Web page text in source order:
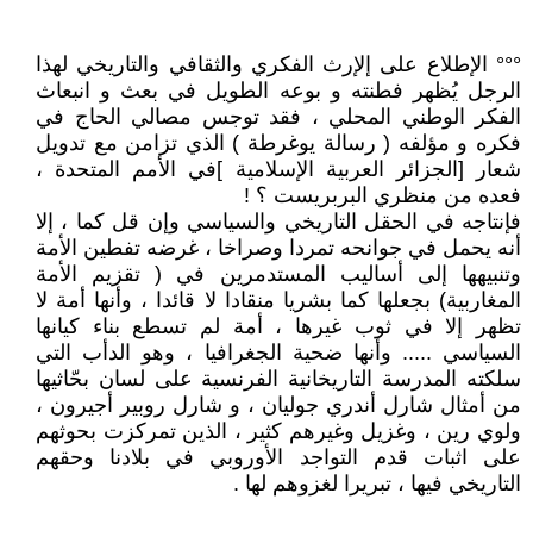
°°° الإطلاع على إلإرث الفكري والثقافي والتاريخي لهذا
الرجل يُظهر فطنته و بوعه الطويل في بعث و انبعاث
الفكر الوطني المحلي ، فقد توجس مصالي الحاج في
فكره و مؤلفه ( رسالة يوغرطة ) الذي تزامن مع تدويل
شعار [الجزائر العربية الإسلامية ]في الأمم المتحدة ،
فعده من منظري البربريست ؟ !
فإنتاجه في الحقل التاريخي والسياسي وإن قل كما ، إلا
أنه يحمل في جوانحه تمردا وصراخا ، غرضه تفطين الأمة
وتنبيهها إلى أساليب المستدمرين في ( تقزيم الأمة
المغاربية) بجعلها كما بشريا منقادا لا قائدا ، وأنها أمة لا
تظهر إلا في ثوب غيرها ، أمة لم تسطع بناء كيانها
السياسي ..... وأنها ضحية الجغرافيا ، وهو الدأب التي
سلكته المدرسة التاريخانية الفرنسية على لسان بحّاثيها
من أمثال شارل أندري جوليان ، و شارل روبير أجيرون ،
ولوي رين ، وغزيل وغيرهم كثير ، الذين تمركزت بحوثهم
على اثبات قدم التواجد الأوروبي في بلادنا وحقهم
التاريخي فيها ، تبريرا لغزوهم لها .